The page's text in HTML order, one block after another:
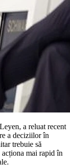
a reluat recent
a deciziilor în
trebuie să
mai rapid în